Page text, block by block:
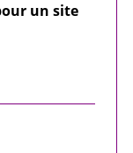
un site